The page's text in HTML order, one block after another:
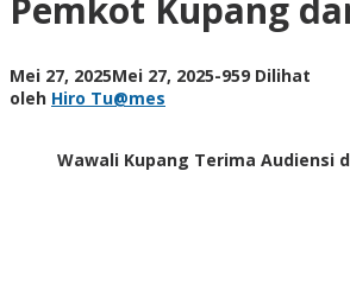
NTT
Bahas
Literasi
Pemkot Kupang
Mei 27, 2025Mei 27, 2025oleh
-959 Dilihat
oleh Hiro Tu@mes
Wawali Kupang Terima Audiensi